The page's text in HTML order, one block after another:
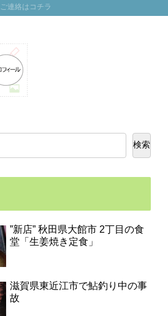
ご連絡はコチラ
検索
”新店” 秋田県大館市 2丁目の食
堂「生姜焼き定食」
滋賀県東近江市で鮎釣り中の事
故